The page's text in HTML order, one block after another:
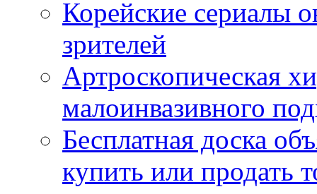
Корейские сериалы
зрителей
Артроскопическая
малоинвазивного
Бесплатная доска
купить или продать